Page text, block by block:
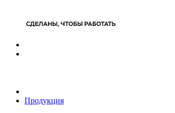
Продукция